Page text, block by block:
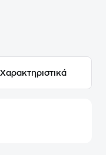
Χαρακτηριστικά